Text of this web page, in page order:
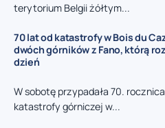
terytorium Belgii żółtym...
70 lat od katastrofy w Bois du
dwóch górników z Fano, którą
dzień
W sobotę przypadała 70.
katastrofy górniczej w...